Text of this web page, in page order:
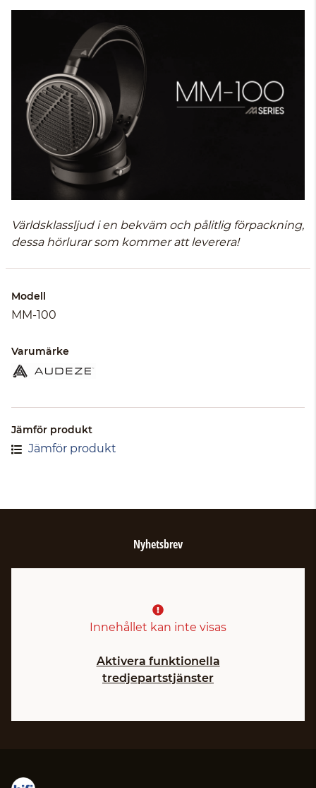
Världsklassljud i en bekväm och pålitlig förpackning,
dessa hörlurar som kommer att leverera!
Modell
MM-100
Varumärke
Jämför produkt
Jämför produkt
Nyhetsbrev
Innehållet kan inte visas
Aktivera funktionella
tredjepartstjänster